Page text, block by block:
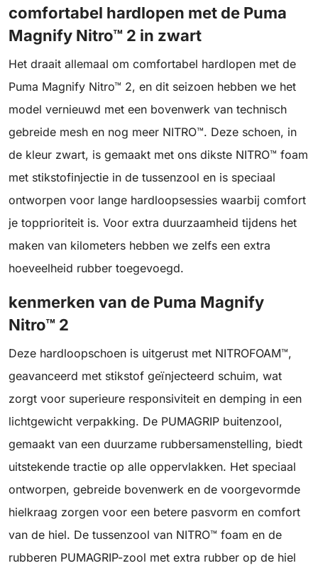
comfortabel hardlopen met de Puma
Magnify Nitro™ 2 in zwart
Het draait allemaal om comfortabel hardlopen met de
Puma Magnify Nitro™ 2, en dit seizoen hebben we het
model vernieuwd met een bovenwerk van technisch
gebreide mesh en nog meer NITRO™. Deze schoen, in
de kleur zwart, is gemaakt met ons dikste NITRO™ foam
met stikstofinjectie in de tussenzool en is speciaal
ontworpen voor lange hardloopsessies waarbij comfort
je topprioriteit is. Voor extra duurzaamheid tijdens het
maken van kilometers hebben we zelfs een extra
hoeveelheid rubber toegevoegd.
kenmerken van de Puma Magnify
Nitro™ 2
Deze hardloopschoen is uitgerust met NITROFOAM™,
geavanceerd met stikstof geïnjecteerd schuim, wat
zorgt voor superieure responsiviteit en demping in een
lichtgewicht verpakking. De PUMAGRIP buitenzool,
gemaakt van een duurzame rubbersamenstelling, biedt
uitstekende tractie op alle oppervlakken. Het speciaal
ontworpen, gebreide bovenwerk en de voorgevormde
hielkraag zorgen voor een betere pasvorm en comfort
van de hiel. De tussenzool van NITRO™ foam en de
rubberen PUMAGRIP-zool met extra rubber op de hiel